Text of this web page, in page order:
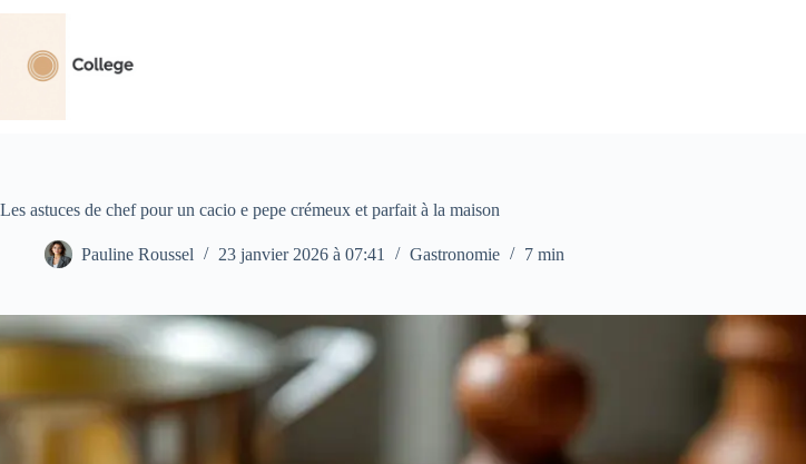
contenu
Les astuces de chef pour un cacio e pepe crémeux et parfait à la maison
Pauline Roussel 23 janvier 2026 à 07:41 Gastronomie 7 min